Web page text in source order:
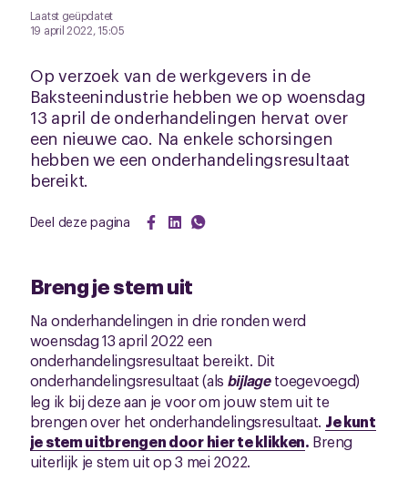
Laatst geüpdatet
19 april 2022, 15:05
Op verzoek van de werkgevers in de
Baksteenindustrie hebben we op woensdag
13 april de onderhandelingen hervat over
een nieuwe cao. Na enkele schorsingen
hebben we een onderhandelingsresultaat
bereikt.
Deel deze pagina
Breng je stem uit
Na onderhandelingen in drie ronden werd
woensdag 13 april 2022 een
onderhandelingsresultaat bereikt. Dit
onderhandelingsresultaat (als bijlagetoegevoegd)
leg ik bij deze aan je voor om jouw stem uit te
brengen over het onderhandelingsresultaat. Je kunt
je stem uitbrengen door hier te klikken. Breng
uiterlijk je stem uit op 3 mei 2022.